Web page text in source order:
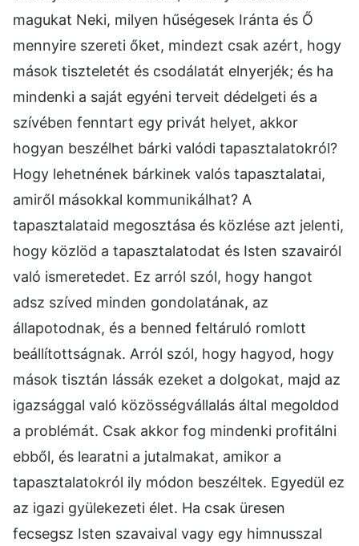
magukat Neki, milyen hűségesek Iránta és Ő
mennyire szereti őket, mindezt csak azért, hogy
mások tiszteletét és csodálatát elnyerjék; és ha
mindenki a saját egyéni terveit dédelgeti és a
szívében fenntart egy privát helyet, akkor
hogyan beszélhet bárki valódi tapasztalatokról?
Hogy lehetnének bárkinek valós tapasztalatai,
amiről másokkal kommunikálhat? A
tapasztalataid megosztása és közlése azt jelenti,
hogy közlöd a tapasztalatodat és Isten szavairól
való ismeretedet. Ez arról szól, hogy hangot
adsz szíved minden gondolatának, az
állapotodnak, és a benned feltáruló romlott
beállítottságnak. Arról szól, hogy hagyod, hogy
mások tisztán lássák ezeket a dolgokat, majd az
igazsággal való közösségvállalás által megoldod
a problémát. Csak akkor fog mindenki profitálni
ebből, és learatni a jutalmakat, amikor a
tapasztalatokról ily módon beszéltek. Egyedül ez
az igazi gyülekezeti élet. Ha csak üresen
fecsegsz Isten szavaival vagy egy himnusszal